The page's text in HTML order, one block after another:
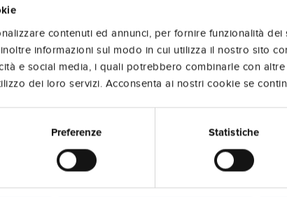
contenuti ed annunci, per fornire funzionalità
informazioni sul modo in cui utilizza il nostro sito
e social media, i quali potrebbero combinarle con
dei loro servizi. Acconsenta ai nostri cookie se
Preferenze Statistiche